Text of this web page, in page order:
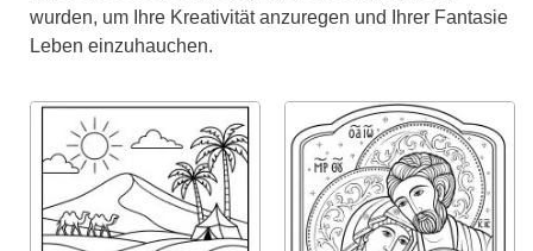
wurden, um Ihre Kreativität anzuregen und Ihrer Fantasie
Leben einzuhauchen.